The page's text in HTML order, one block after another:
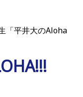
「平井大のAloha